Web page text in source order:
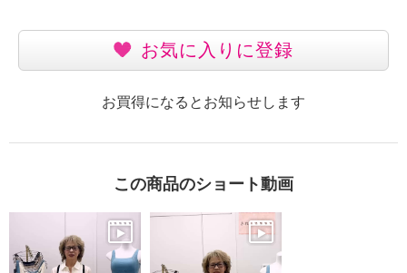
お気に入りに登録
お買得になるとお知らせします
この商品のショート動画